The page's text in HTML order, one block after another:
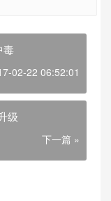
毒
02-22 06:52:01
级
下一篇 »